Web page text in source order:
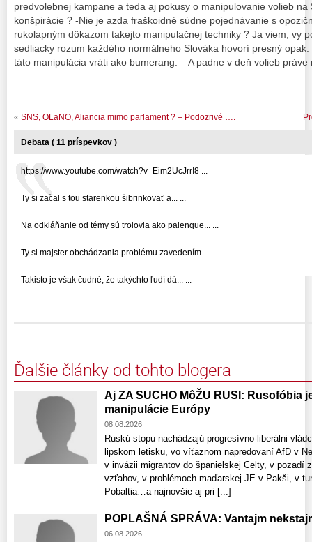
predvolebnej kampane a teda aj pokusy o manipulovanie volieb
konšpirácie ? -Nie je azda fraškoidné súdne pojednávanie s
rukolapným dôkazom takejto manipulačnej techniky ? Ja viem, vy
sedliacky rozum každého normálneho Slováka hovorí presný
táto manipulácia vráti ako bumerang. – A padne v deň volieb práve
« SNS, OĽaNO, Aliancia mimo parlament ? – Podozrivé ….
Debata ( 11 príspevkov )
https://www.youtube.com/watch?v=Eim2UcJrrI8 ...
Ty si začal s tou starenkou šibrinkovať a... ...
Na odkláňanie od témy sú trolovia ako palenque... ...
Ty si majster obchádzania problému zavedením... ...
Takisto je však čudné, že takýchto ľudí dá... ...
Ďalšie články od tohto blogera
Aj ZA SUCHO MôŽU RUSI: Rusofóbia
manipulácie Európy
08.08.2026
Ruskú stopu nachádzajú progresívno-liberálni
lipskom letisku, vo víťaznom napredovaní AfD v
v invázii migrantov do španielskej Celty, v pozadí
vzťahov, v problémoch maďarskej JE v Pakši, v
Pobaltia…a najnovšie aj pri [...]
POPLAŠNÁ SPRÁVA: Vantajm
06.08.2026